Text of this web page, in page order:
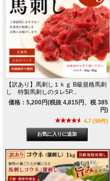
【訳あり】馬刺し１ｋｇ B級規格馬刺
し 特製馬刺しのタレ5P...
価格：5,200円(税抜 4,815円、税 385
円)
4.7 (98件)